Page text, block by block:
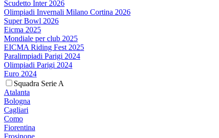
Scudetto Inter 2026
Olimpiadi Invernali Milano Cortina 2026
Super Bowl 2026
Eicma 2025
Mondiale per club 2025
EICMA Riding Fest 2025
Paralimpiadi Parigi 2024
Olimpiadi Parigi 2024
Euro 2024
Squadra Serie A
Atalanta
Bologna
Cagliari
Como
Fiorentina
Frosinone